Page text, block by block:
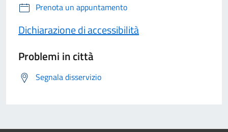
Prenota un appuntamento
Dichiarazione di accessibilità
Problemi in città
Segnala disservizio